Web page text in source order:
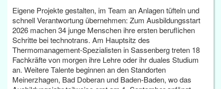
Eigene Projekte gestalten, im Team an Anlagen tüfteln und
schnell Verantwortung übernehmen: Zum Ausbildungsstart
2026 machen 34 junge Menschen ihre ersten beruflichen
Schritte bei technotrans. Am Hauptsitz des
Thermomanagement-Spezialisten in Sassenberg treten 18
Fachkräfte von morgen ihre Lehre oder ihr duales Studium
an. Weitere Talente beginnen an den Standorten
Meinerzhagen, Bad Doberan und Baden-Baden, wo das